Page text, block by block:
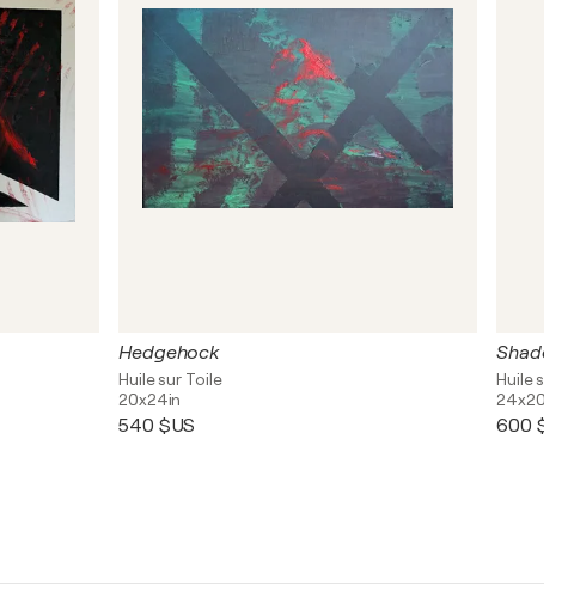
Hedgehock
Huile sur Toile
20x24in
540 $US
Huile sur
24x20in
600